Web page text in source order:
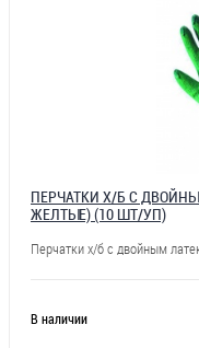
ПЕРЧАТКИ Х/Б С
ЖЕЛТЫЕ) (10 ШТ/УП)
Перчатки х/б с двойным
В наличии